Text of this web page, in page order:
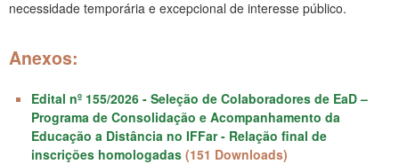
necessidade temporária e excepcional de interesse público.
Anexos:
Edital nº 155/2026 - Seleção de Colaboradores de EaD –
Programa de Consolidação e Acompanhamento da
Educação a Distância no IFFar - Relação final de
inscrições homologadas (151 Downloads)